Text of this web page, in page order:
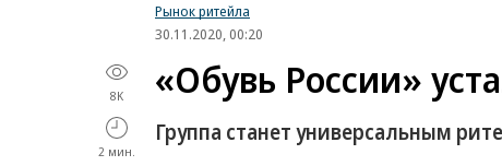
Рынок ритейла
30.11.2020, 00:20
8K
2 мин.
«Обувь России»
Группа станет универсальным